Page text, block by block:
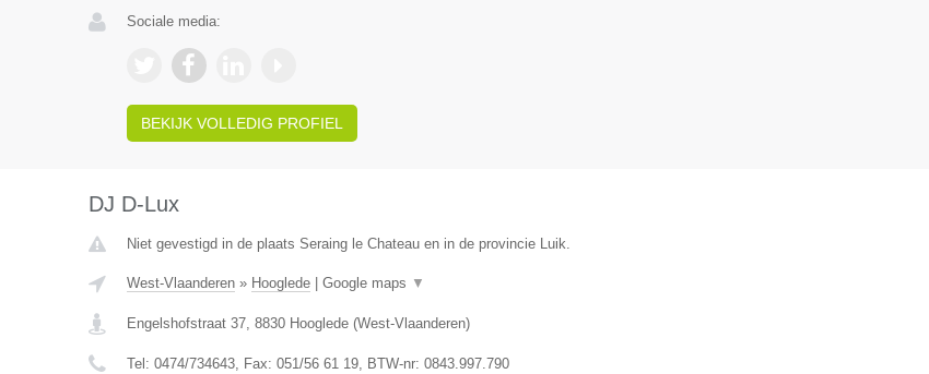
Sociale media:
BEKIJK VOLLEDIG PROFIEL
DJ D-Lux
Niet gevestigd in de plaats Seraing le Chateau en in de provincie Luik.
West-Vlaanderen» Hooglede| Google maps ▼
Engelshofstraat 37, 8830 Hooglede(West-Vlaanderen)
Tel: 0474/734643, Fax: 051/56 61 19, BTW-nr: 0843.997.790